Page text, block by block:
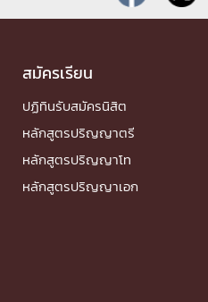
สมัครเรียน
ปฏิทินรับสมัครนิสิต
หลักสูตรปริญญาตรี
หลักสูตรปริญญาโท
หลักสูตรปริญญาเอก